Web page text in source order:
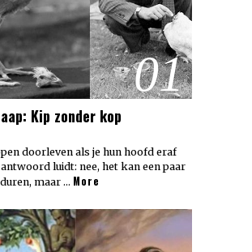
01
Kip zonder kop
doorleven als je hun hoofd eraf
luidt: nee, het kan een paar
maar … More